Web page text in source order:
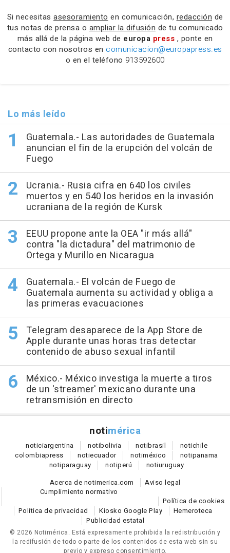
Si necesitas asesoramiento en comunicación, redacción de
tus notas de prensa o ampliar la difusión de tu comunicado
más allá de la página web de europa press , ponte en
contacto con nosotros en comunicacion@europapress.es
o en el teléfono 913592600
Lo más leído
Guatemala.- Las autoridades de Guatemala
anuncian el fin de la erupción del volcán de
Fuego
Ucrania.- Rusia cifra en 640 los civiles
muertos y en 540 los heridos en la invasión
ucraniana de la región de Kursk
EEUU propone ante la OEA "ir más allá"
contra "la dictadura" del matrimonio de
Ortega y Murillo en Nicaragua
Guatemala.- El volcán de Fuego de
Guatemala aumenta su actividad y obliga a
las primeras evacuaciones
Telegram desaparece de la App Store de
Apple durante unas horas tras detectar
contenido de abuso sexual infantil
México.- México investiga la muerte a tiros
de un 'streamer' mexicano durante una
retransmisión en directo
notimérica
noticiargentina notibolivia notibrasil notichile
colombiapress notiecuador notiméxico notipanama
notiparaguay notiperú notiuruguay
Acerca de notimerica.com
Aviso legal
Cumplimiento normativo
Política de cookies
Política de privacidad
Kiosko Google Play
Hemeroteca
Publicidad estatal
© 2026 Notimérica. Está expresamente prohibida la redistribución y
la redifusión de todo o parte de los contenidos de esta web sin su
previo y expreso consentimiento.